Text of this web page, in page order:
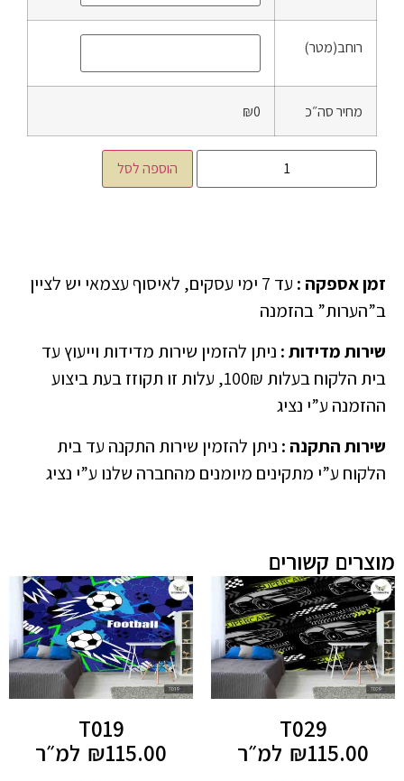
רוחב(מטר)
מחיר סה״כ ₪0
הוספה לסל
זמן אספקה :
עד 7 ימי עסקים, לאיסוף עצמאי יש לציין
ב”הערות” בהזמנה
שירות מדידות: ניתן להזמין שירות מדידות וייעוץ עד
בית הלקוח בעלות 100₪, עלות זו תקוזז בעת ביצוע
ההזמנה ע”י נציג
שירות התקנה : ניתן להזמין שירות התקנה עד בית
הלקוח ע”י מתקינים מיומנים מהחברה שלנו ע”י נציג
מוצרים קשורים
T029
₪115.00 למ״ר
T019
₪115.00 למ״ר